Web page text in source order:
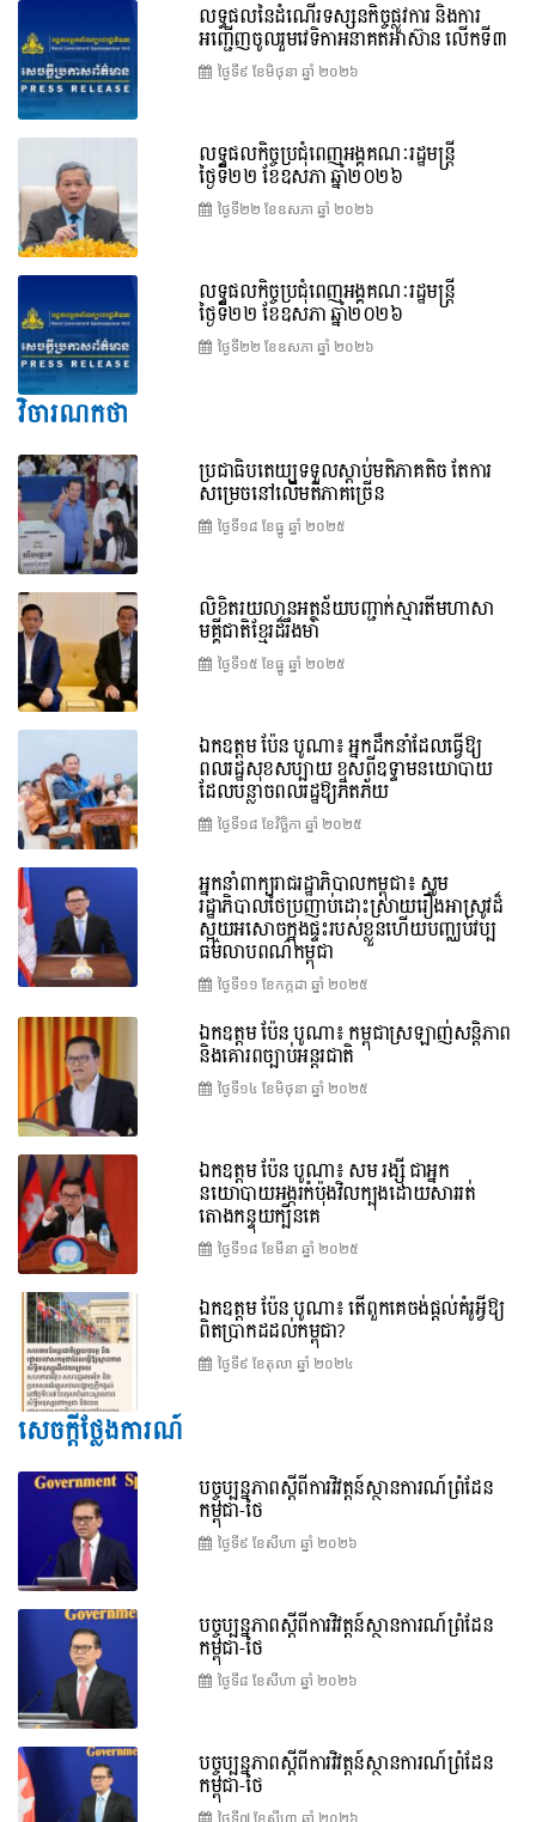
លទ្ធផលនៃដំណើរទស្សនកិច្ចផ្លូវការ និងការ
អញ្ជើញចូលរួមវេទិកាអនាគតអាស៊ាន លើកទី៣
ថ្ងៃទី៩ ខែ​មិថុនា ឆ្នាំ ២០២៦
លទ្ធផលកិច្ចប្រជុំពេញអង្គគណៈរដ្ឋមន្ត្រី
ថ្ងៃទី២២ ខែឧសភា ឆ្នាំ២០២៦
ថ្ងៃទី២២ ខែ​ឧសភា ឆ្នាំ ២០២៦
លទ្ធផលកិច្ចប្រជុំពេញអង្គគណៈរដ្ឋមន្រ្តី
ថ្ងៃទី២២ ខែឧសភា ឆ្នាំ២០២៦
ថ្ងៃទី២២ ខែ​ឧសភា ឆ្នាំ ២០២៦
វិចារណកថា
ប្រជាធិបតេយ្យទទួលស្តាប់មតិភាគតិច តែការ
សម្រេចនៅលើមតិភាគច្រើន
ថ្ងៃទី១៨ ខែ​ធ្នូ ឆ្នាំ ២០២៥
លិខិតរយលានអត្ថន័យបញ្ជាក់ស្មារតីមហាសា
មគ្គីជាតិខ្មែរដ៏រឹងមាំ
ថ្ងៃទី១៥ ខែ​ធ្នូ ឆ្នាំ ២០២៥
ឯកឧត្តម ប៉ែន បូណា៖ អ្នកដឹកនាំដែលធ្វើឱ្យ
ពលរដ្ឋសុខសប្បាយ ខុសពីឧទ្ទាមនយោបាយ
ដែលបន្លាចពលរដ្ឋឱ្យភិតភ័យ
ថ្ងៃទី១៨ ខែ​វិច្ឆិកា ឆ្នាំ ២០២៥
អ្នកនាំពាក្យរាជរដ្ឋាភិបាលកម្ពុជា៖ សូម
រដ្ឋាភិបាលថៃប្រញាប់ដោះស្រាយរឿងអាស្រូវដ៏
ស្អុយអសោចក្នុងផ្ទះរបស់ខ្លួនហើយបញ្ឈប់វប្ប
ធម៌លាបពណ៌កម្ពុជា
ថ្ងៃទី១១ ខែ​កក្កដា ឆ្នាំ ២០២៥
ឯកឧត្តម ប៉ែន បូណា៖ កម្ពុជាស្រឡាញ់សន្តិភាព
និងគោរពច្បាប់អន្តរជាតិ
ថ្ងៃទី១៤ ខែ​មិថុនា ឆ្នាំ ២០២៥
ឯកឧត្តម ប៉ែន បូណា៖ សម រង្ស៊ី ជាអ្នក
នយោបាយអង្ករកំប៉ុងវិលក្បុងដោយសាររត់
តោងកន្ទុយក្បិនគេ
ថ្ងៃទី១៨ ខែ​មីនា ឆ្នាំ ២០២៥
ឯកឧត្តម ប៉ែន បូណា៖ តើពួកគេចង់ផ្តល់គំរូអ្វីឱ្យ
ពិតប្រាកដដល់កម្ពុជា?
ថ្ងៃទី៩ ខែ​តុលា ឆ្នាំ ២០២៤
សេចក្តីថ្លែងការណ៍
បច្ចុប្បន្នភាពស្ដីពីការវិវត្តន៍ស្ថានការណ៍ព្រំដែន
កម្ពុជា-ថៃ
ថ្ងៃទី៩ ខែ​សីហា ឆ្នាំ ២០២៦
បច្ចុប្បន្នភាពស្ដីពីការវិវត្តន៍ស្ថានការណ៍ព្រំដែន
កម្ពុជា-ថៃ
ថ្ងៃទី៨ ខែ​សីហា ឆ្នាំ ២០២៦
បច្ចុប្បន្នភាពស្ដីពីការវិវត្តន៍ស្ថានការណ៍ព្រំដែន
កម្ពុជា-ថៃ
ថ្ងៃទី៧ ខែ​សីហា ឆ្នាំ ២០២៦